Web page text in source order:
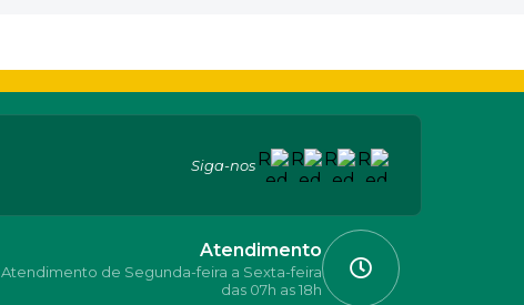
Siga-nos
Atendimento
Atendimento de Segunda-feira a Sexta-feira
das 07h as 18h